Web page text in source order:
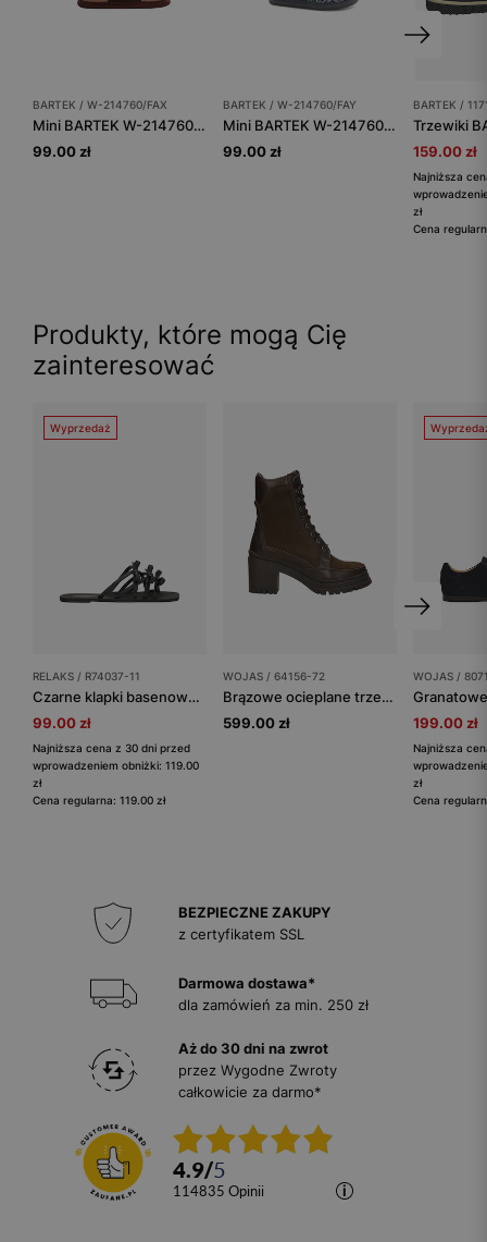
BARTEK / W-214760/FAX
Mini BARTEK W-214760/FAX, dla chłopców, brązowy
99.00 zł
BARTEK / W-214760/FAY
Mini BARTEK W-214760/FAY, dla chłopców, granatowy
99.00 zł
BARTEK /
159.00 zł
Najniższa
zł
Cena
Produkty, które mogą Cię
zainteresować
Wyprzedaż
RELAKS / R74037-11
Czarne klapki basenowe damskie RELAKS z kokardkami
99.00 zł
Najniższa cena z 30 dni przed
wprowadzeniem obniżki: 119.00
zł
Cena regularna: 119.00 zł
WOJAS / 64156-72
Brązowe ocieplane trzewiki damskie na słupku
599.00 zł
WOJAS /
199.00 zł
Najniższa
zł
Cena
BEZPIECZNE ZAKUPY
z certyfikatem SSL
Darmowa dostawa*
dla zamówień za min. 250 zł
Aż do 30 dni na zwrot
przez Wygodne Zwroty
całkowicie za darmo*
4.9/5
114835 opinii